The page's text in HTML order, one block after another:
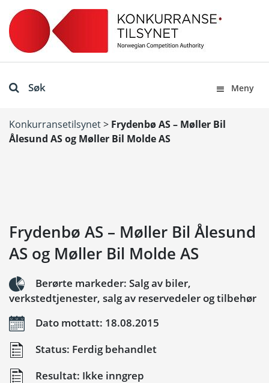
Søk Meny
Konkurransetilsynet> Frydenbø AS – Møller Bil
Ålesund AS og Møller Bil Molde AS
Frydenbø AS – Møller Bil Ålesund
AS og Møller Bil Molde AS
Berørte markeder: Salg av biler,
verkstedtjenester, salg av reservedeler og tilbehør
Dato mottatt: 18.08.2015
Status: Ferdig behandlet
Resultat: Ikke inngrep